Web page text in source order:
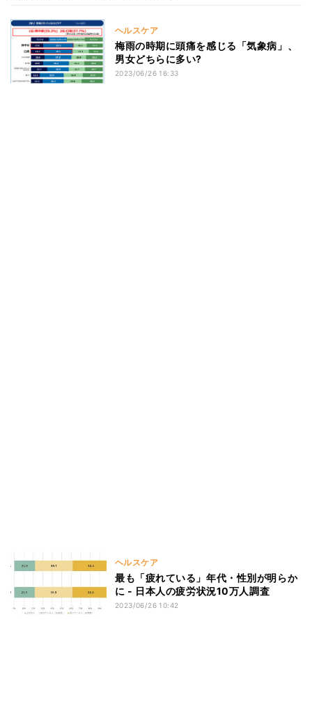
ヘルスケア
梅雨の時期に頭痛を感じる「気象病」、
男女どちらに多い?
2023/06/26 16:33
ヘルスケア
最も「疲れている」年代・性別が明らか
に - 日本人の疲労状況10万人調査
2023/06/26 10:42